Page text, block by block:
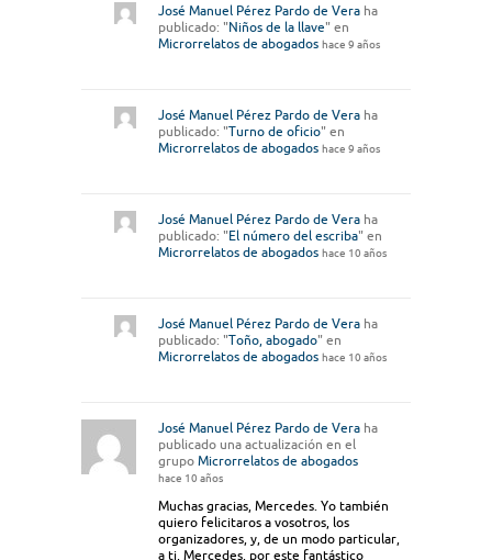
José Manuel Pérez Pardo de Vera ha
publicado: "Niños de la llave" en
Microrrelatos de abogados hace 9 años
José Manuel Pérez Pardo de Vera ha
publicado: "Turno de oficio" en
Microrrelatos de abogados hace 9 años
José Manuel Pérez Pardo de Vera ha
publicado: "El número del escriba" en
Microrrelatos de abogados hace 10 años
José Manuel Pérez Pardo de Vera ha
publicado: "Toño, abogado" en
Microrrelatos de abogados hace 10 años
José Manuel Pérez Pardo de Vera ha
publicado una actualización en el
grupo Microrrelatos de abogados
hace 10 años
Muchas gracias, Mercedes. Yo también
quiero felicitaros a vosotros, los
organizadores, y, de un modo particular,
a ti, Mercedes, por este fantástico